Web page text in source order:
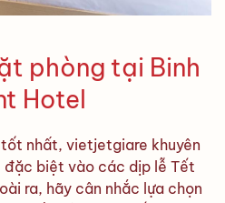
phòng tại Binh
Hotel
nhất, vietjetgiare khuyên
đặc biệt vào các dịp lễ Tết
ra, hãy cân nhắc lựa chọn